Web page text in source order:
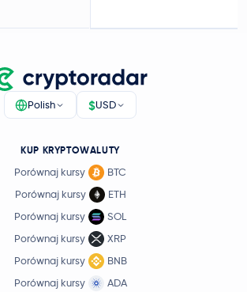
Polish $USD
KUP KRYPTOWALUTY
Porównaj kursy
BTC
Porównaj kursy
ETH
Porównaj kursy
SOL
Porównaj kursy
XRP
Porównaj kursy
BNB
Porównaj kursy
ADA